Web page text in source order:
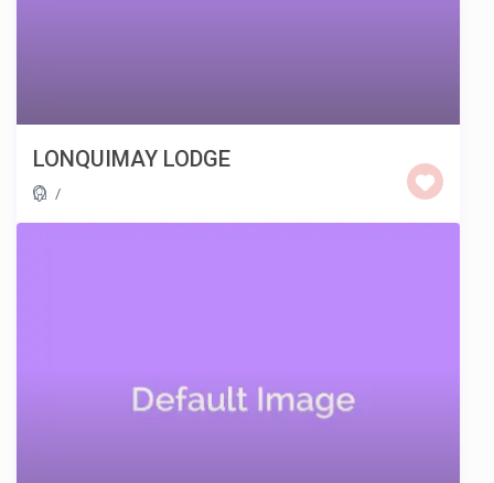
LONQUIMAY LODGE
/